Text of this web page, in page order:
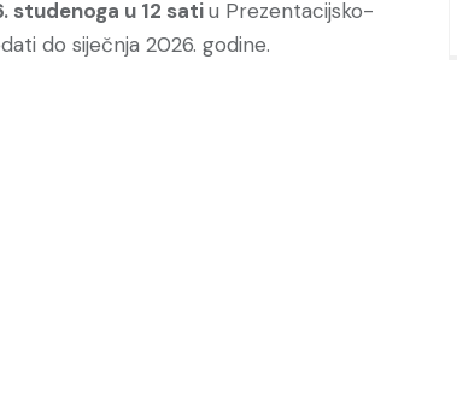
studenoga u 12 satiu Prezentacijsko-
do siječnja 2026. godine.